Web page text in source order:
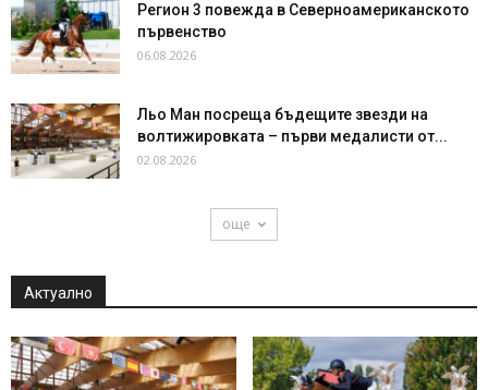
Регион 3 повежда в Северноамериканското
първенство
06.08.2026
Льо Ман посреща бъдещите звезди на
волтижировката – първи медалисти от...
02.08.2026
още
Актуално